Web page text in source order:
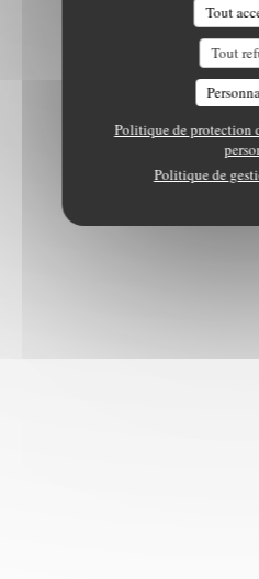
Tout
Tout
Politique de protection
Politique de